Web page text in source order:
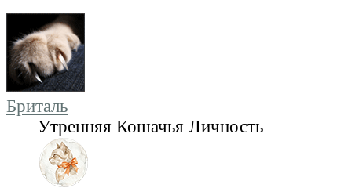
Бриталь
Утренняя Кошачья Личность